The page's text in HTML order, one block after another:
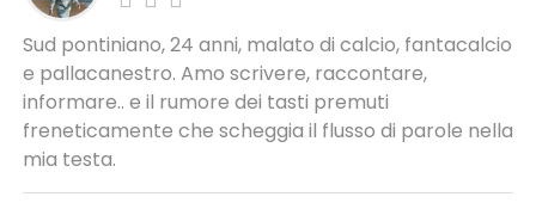
Sud pontiniano, 24 anni, malato di calcio, fantacalcio
e pallacanestro. Amo scrivere, raccontare,
informare.. e il rumore dei tasti premuti
freneticamente che scheggia il flusso di parole nella
mia testa.